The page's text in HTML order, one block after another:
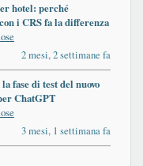
hotel: perché
i CRS fa la differenza
2 mesi, 2 settimane fa
fase di test del nuovo
ChatGPT
3 mesi, 1 settimana fa